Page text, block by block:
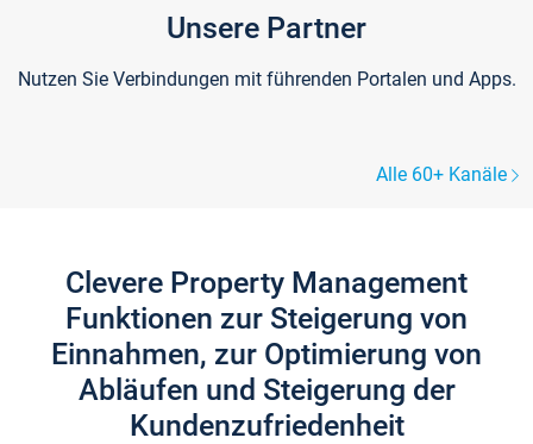
Unsere Partner
Nutzen Sie Verbindungen mit führenden Portalen und Apps.
Alle 60+ Kanäle
Clevere Property Management
Funktionen zur Steigerung von
Einnahmen, zur Optimierung von
Abläufen und Steigerung der
Kundenzufriedenheit